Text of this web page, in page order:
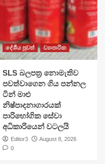
දේශීය පුවත් ව්‍යාපාරික
SLS බලපත්‍ර නොමැතිව
පවත්වාගෙන ගිය පන්නල
ටින් මාළු
නිෂ්පාදනාගාරයක්
පාරිභෝගික සේවා
අධිකාරියෙන් වටලයි
Editor3
August 8, 2026
0